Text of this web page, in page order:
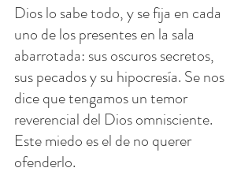
Dios lo sabe todo, y se fija en cada
uno de los presentes en la sala
abarrotada: sus oscuros secretos,
sus pecados y su hipocresía. Se nos
dice que tengamos un temor
reverencial del Dios omnisciente.
Este miedo es el de no querer
ofenderlo.